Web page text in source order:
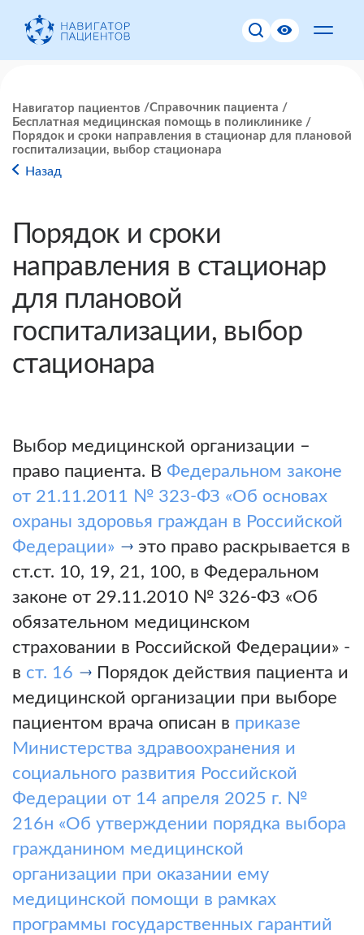
Навигатор пациентов
Справочник пациента
Бесплатная медицинская помощь в поликлинике
Порядок и сроки направления в стационар для плановой
госпитализации, выбор стационара
Назад
Порядок и сроки
направления в стационар
для плановой
госпитализации, выбор
стационара
Выбор медицинской организации –
право пациента. В Федеральном законе
от 21.11.2011 № 323-ФЗ «Об основах
охраны здоровья граждан в Российской
Федерации»
это право раскрывается в
ст.ст. 10, 19, 21, 100, в Федеральном
законе от 29.11.2010 № 326-ФЗ «Об
обязательном медицинском
страховании в Российской Федерации» -
в ст. 16
Порядок действия пациента и
медицинской организации при выборе
пациентом врача описан в приказе
Министерства здравоохранения и
социального развития Российской
Федерации от 14 апреля 2025 г. №
216н «Об утверждении порядка выбора
гражданином медицинской
организации при оказании ему
медицинской помощи в рамках
программы государственных гарантий